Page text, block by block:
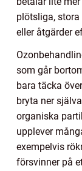
plötsliga,
eller åtgärder
som går
bara täcka
bryta ner
organiska
upplever
exempelvis
försvinner på